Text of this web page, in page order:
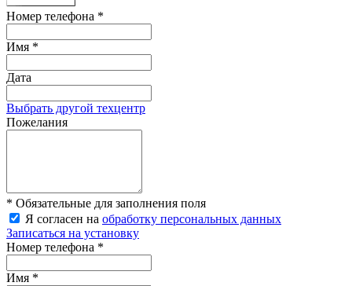
Номер телефона *
Имя *
Дата
Выбрать другой техцентр
Пожелания
* Обязательные для заполнения поля
Я согласен на обработку персональных данных
Записаться на установку
Номер телефона *
Имя *